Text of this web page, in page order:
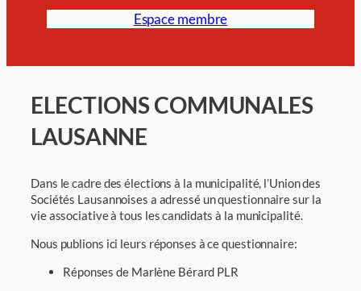
Espace membre
ELECTIONS COMMUNALES
LAUSANNE
Dans le cadre des élections à la municipalité, l’Union des
Sociétés Lausannoises a adressé un questionnaire sur la
vie associative à tous les candidats à la municipalité.
Nous publions ici leurs réponses à ce questionnaire:
Réponses de Marlène Bérard PLR